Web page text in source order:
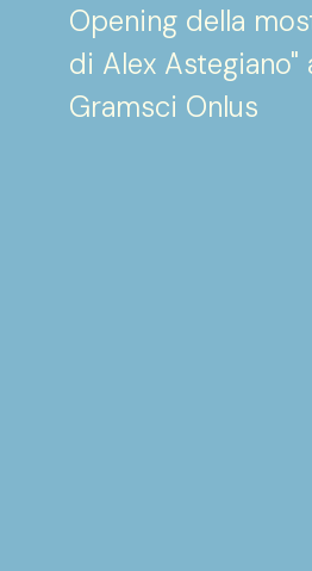
Opening della
di Alex
Gramsci Onlus